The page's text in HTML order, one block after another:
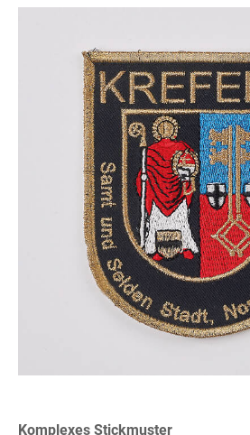
Komplexes Stickmuster